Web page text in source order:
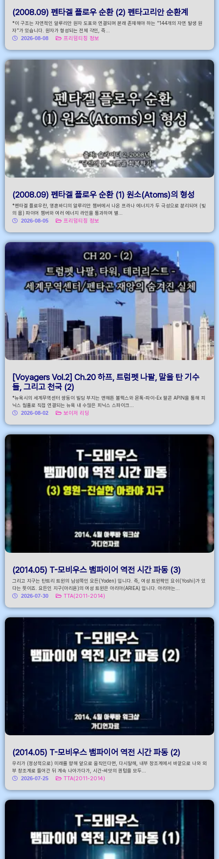
(2008.09) 펜타겔 플로우 순환 (2) 펜타고리안 순환계
*이 구조는 자연적인 알루리안 원자 도표와 연결되며 본래 존재해야 하는 "144개의 자연 발생 원
자"가 있습니다. 원자가 형성되는 전체 각인, 즉...
2026-08-08
프리덤티칭 정보
(2008.09) 펜타겔 플로우 순환 (1) 원소(Atoms)의 형성
*펜타겔 플로우란, 영혼바디의 알루리안 챔버에서 나온 프라나 에너지가 두 극성으로 분리되어 (빛
의 몸) 파이어 챔버와 여러 에너지 라인을 통과하며 별...
2026-08-05
프리덤티칭 정보
[Voyagers Vol.2] Ch.20 하프, 트럼펫 나팔, 말을 탄 기수
들, 그리고 천국 (2)
*뉴욕시의 세계무역센터 쌍둥이 빌딩 부지는 맨해튼 볼텍스와 몬톡-파이-Ex 팔콘 APIN을 통해 피
닉스 웜홀로 직접 연결되는 뉴욕 내 수많은 피닉스 스파이크...
2026-08-02
보이저 리딩
(2014.05) T-모비우스 뱀파이어 역전 시간 파동 (3)
그리고 지구는 탄트리 트윈의 남성쪽인 요든(Yoden) 입니다. 즉, 여성 트윈짝인 요쉬(Yoshi)가 있
다는 뜻이죠. 요든인 지구(아리욘)의 여성 트윈은 아리아(ARIEA) 입니다. 아리아는...
2026-07-30
TTA(2011-2014)
(2014.05) T-모비우스 뱀파이어 역전 시간 파동 (2)
우리가 (정상적으로) 미래를 향해 앞으로 움직인다면, 다시말해, 내부 창조계에서 바깥으로 나와 외
부 창조계로 들어간 뒤 계속 나아가다가, 시간-씨앗의 퀀텀을 모두...
2026-07-25
TTA(2011-2014)